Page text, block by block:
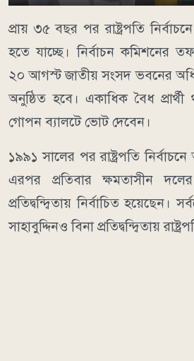
প্রায় ৩৫ বছর পর রাষ্ট্রপতি
হতে যাচ্ছে। নির্বাচন কমিশনের
২০ আগস্ট জাতীয় সংসদ ভবনের
অনুষ্ঠিত হবে। একাধিক বৈধ
গোপন ব্যালটে ভোট দেবেন।
১৯৯১ সালের পর রাষ্ট্রপতি নির্বাচনে
এরপর প্রতিবার ক্ষমতাসীন দলের
প্রতিদ্বন্দ্বিতায় নির্বাচিত
সাহাবুদ্দিনও বিনা প্রতিদ্বন্দ্বিতায়